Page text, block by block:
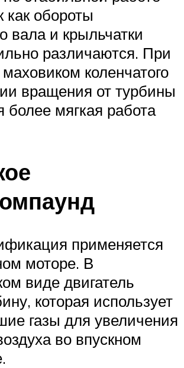
как обороты
вала и крыльчатки
различаются. При
коленчатого
вращения от турбины
более мягкая работа
применяется
моторе. В
виде двигатель
которая использует
газы для увеличения
во впускном